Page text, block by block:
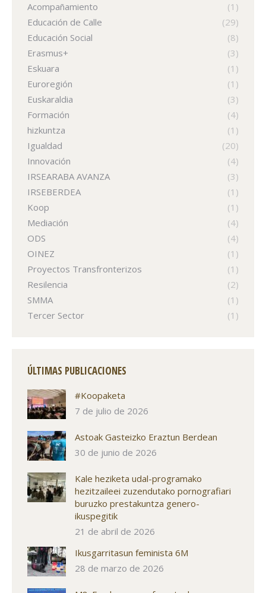
Acompañamiento
(1)
Educación de Calle
(29)
Educación Social
(8)
Erasmus+
(3)
Eskuara
(1)
Euroregión
(1)
Euskaraldia
(3)
Formación
(4)
hizkuntza
(1)
Igualdad
(20)
Innovación
(4)
IRSEARABA AVANZA
(3)
IRSEBERDEA
(1)
Koop
(1)
Mediación
(4)
ODS
(4)
OINEZ
(1)
Proyectos Transfronterizos
(1)
Resilencia
(2)
SMMA
(1)
Tercer Sector
(1)
ÚLTIMAS PUBLICACIONES
#Koopaketa
7 de julio de 2026
Astoak Gasteizko Eraztun Berdean
30 de junio de 2026
Kale heziketa udal-programako
hezitzaileei zuzendutako pornografiari
buruzko prestakuntza genero-
ikuspegitik
21 de abril de 2026
Ikusgarritasun feminista 6M
28 de marzo de 2026